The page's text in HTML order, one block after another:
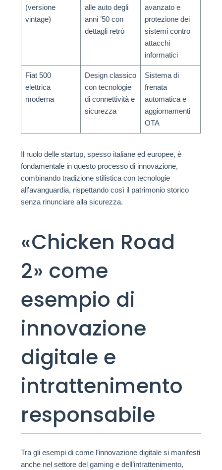
(versione
vintage)
alle auto degli
anni ’50 con
dettagli retrò
avanzato e
protezione dei
sistemi contro
attacchi
informatici
Fiat 500
elettrica
moderna
Design classico
con tecnologie
di connettività e
sicurezza
Sistema di
frenata
automatica e
aggiornamenti
OTA
Il ruolo delle startup, spesso italiane ed europee, è
fondamentale in questo processo di innovazione,
combinando tradizione stilistica con tecnologie
all’avanguardia, rispettando così il patrimonio storico
senza rinunciare alla sicurezza.
«Chicken Road
2» come
esempio di
innovazione
digitale e
intrattenimento
responsabile
Tra gli esempi di come l’innovazione digitale si manifesti
anche nel settore del gaming e dell’intrattenimento,